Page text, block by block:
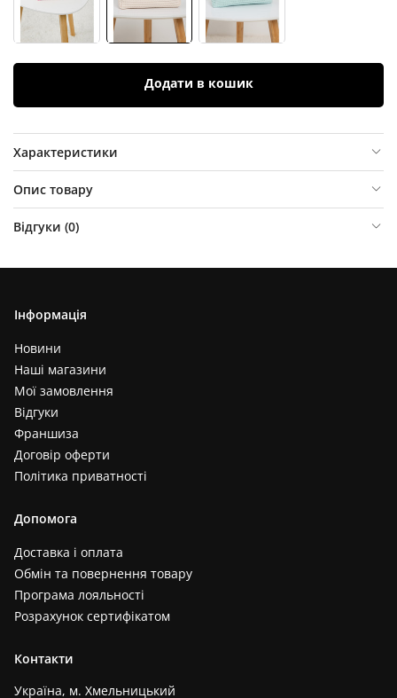
Додати в кошик
Характеристики
Опис товару
Відгуки (0)
Інформація
Новини
Наші магазини
Мої замовлення
Відгуки
Франшиза
Договір оферти
Політика приватності
Допомога
Доставка і оплата
Обмін та повернення товару
Програма лояльності
Розрахунок сертифікатом
Контакти
Україна, м. Хмельницький